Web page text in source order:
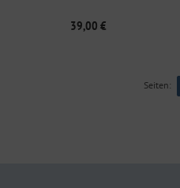
39,00 €
Seiten: